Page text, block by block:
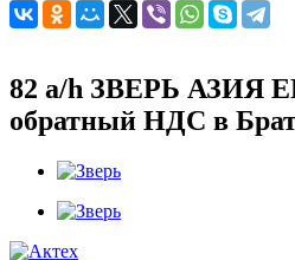
82 a/h ЗВЕРЬ АЗИЯ
обратный НДС в